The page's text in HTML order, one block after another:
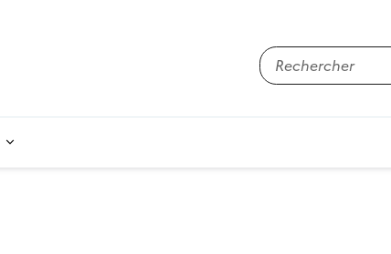
national du sida et des hépatites virales
Rechercher